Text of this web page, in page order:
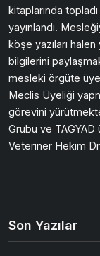
kitaplarında
yayınlandı.
köşe yazıları
bilgilerini
mesleki örgüte
Meclis Üyeliği
görevini
Grubu ve
Veteriner Hekim
Son Yazılar